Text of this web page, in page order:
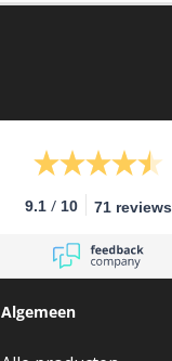
9.1 / 10 71 reviews
Algemeen